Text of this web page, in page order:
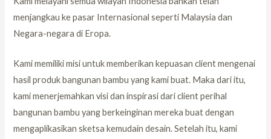
menjangkau ke pasar Internasional seperti Malaysia dan
Negara-negara di Eropa.
Kami memiliki misi untuk memberikan kepuasan client mengenai
hasil produk bangunan bambu yang kami buat. Maka dari itu,
kami menerjemahkan visi dan inspirasi dari client perihal
bangunan bambu yang berkeinginan mereka buat dengan
mengaplikasikan sketsa kemudain desain. Setelah itu, kami